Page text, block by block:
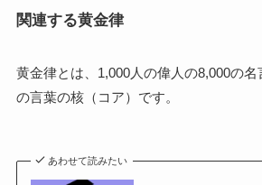
関連する黄金律
黄金律とは、1,000人の偉人の8,000の
の言葉の核（コア）です。
あわせて読みたい